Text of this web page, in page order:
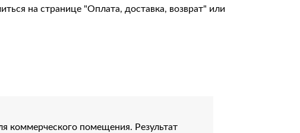
на странице "Оплата, доставка, возврат" или
коммерческого помещения. Результат